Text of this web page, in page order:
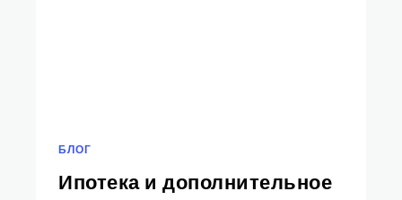
БЛОГ
Ипотека и дополнительное